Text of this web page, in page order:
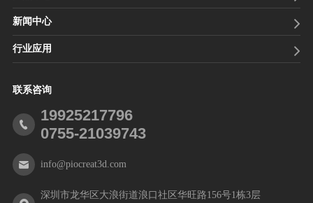
新闻中心
行业应用
联系咨询
19925217796
0755-21039743
info@piocreat3d.com
深圳市龙华区大浪街道浪口社区华旺路156号1栋3层